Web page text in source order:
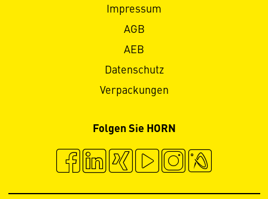
Impressum
AGB
AEB
Datenschutz
Verpackungen
Folgen Sie HORN